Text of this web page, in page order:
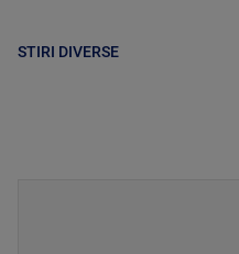
STIRI DIVERSE